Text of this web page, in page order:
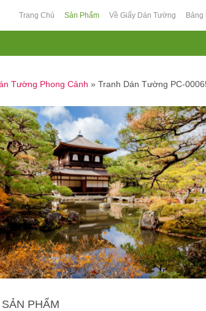
Trang Chủ Sản Phẩm Về Giấy Dán Tường Bảng
Tường Phong Cảnh » Tranh Dán Tường PC-
PHẨM